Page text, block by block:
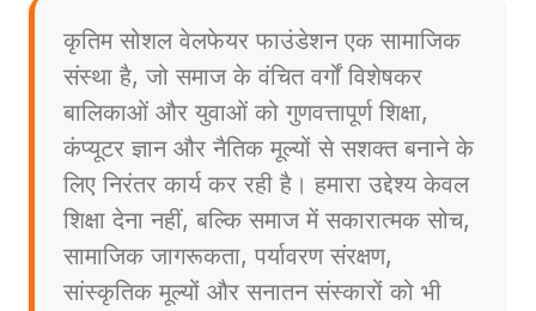
कृतिम सोशल वेलफेयर फाउंडेशन एक सामाजिक
संस्था है, जो समाज के वंचित वर्गों विशेषकर
बालिकाओं और युवाओं को गुणवत्तापूर्ण शिक्षा,
कंप्यूटर ज्ञान और नैतिक मूल्यों से सशक्त बनाने के
लिए निरंतर कार्य कर रही है। हमारा उद्देश्य केवल
शिक्षा देना नहीं, बल्कि समाज में सकारात्मक सोच,
सामाजिक जागरूकता, पर्यावरण संरक्षण,
सांस्कृतिक मूल्यों और सनातन संस्कारों को भी